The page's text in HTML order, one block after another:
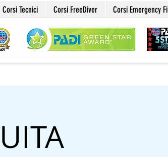
Corsi Tecnici Corsi FreeDiver Corsi Emergency